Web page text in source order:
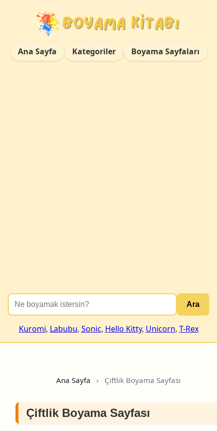
Ana Sayfa Kategoriler Boyama Sayfaları
Ara
Kuromi, Labubu, Sonic, Hello Kitty, Unicorn, T-Rex
Ana Sayfa › Çiftlik Boyama Sayfası
Çiftlik Boyama Sayfası